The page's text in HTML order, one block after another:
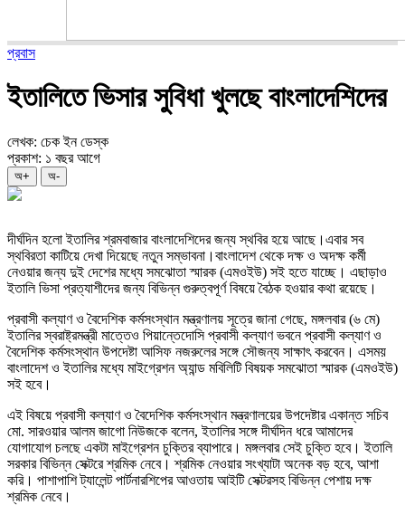
প্রবাস
ইতালিতে ভিসার সুবিধা খুলছে বাংলাদেশিদের
লেখক: চেক ইন ডেস্ক
প্রকাশ: ১ বছর আগে
অ+ অ-
দীর্ঘদিন হলো ইতালির শ্রমবাজার বাংলাদেশিদের জন্য স্থবির হয়ে আছে।এবার সব
স্থবিরতা কাটিয়ে দেখা দিয়েছে নতুন সম্ভাবনা।বাংলাদেশ থেকে দক্ষ ও অদক্ষ কর্মী
নেওয়ার জন্য দুই দেশের মধ্যে সমঝোতা স্মারক (এমওইউ) সই হতে যাচ্ছে। এছাড়াও
ইতালি ভিসা প্রত্যাশীদের জন্য বিভিন্ন গুরুত্বপূর্ণ বিষয়ে বৈঠক হওয়ার কথা রয়েছে।
প্রবাসী কল্যাণ ও বৈদেশিক কর্মসংস্থান মন্ত্রণালয় সূত্রে জানা গেছে, মঙ্গলবার (৬ মে)
ইতালির স্বরাষ্ট্রমন্ত্রী মাত্তেও পিয়ান্তেদোসি প্রবাসী কল্যাণ ভবনে প্রবাসী কল্যাণ ও
বৈদেশিক কর্মসংস্থান উপদেষ্টা আসিফ নজরুলের সঙ্গে সৌজন্য সাক্ষাৎ করবেন। এসময়
বাংলাদেশ ও ইতালির মধ্যে মাইগ্রেশন অ্যান্ড মবিলিটি বিষয়ক সমঝোতা স্মারক (এমওইউ)
সই হবে।
এই বিষয়ে প্রবাসী কল্যাণ ও বৈদেশিক কর্মসংস্থান মন্ত্রণালয়ের উপদেষ্টার একান্ত সচিব
মো. সারওয়ার আলম জাগো নিউজকে বলেন, ইতালির সঙ্গে দীর্ঘদিন ধরে আমাদের
যোগাযোগ চলছে একটা মাইগ্রেশন চুক্তির ব্যাপারে। মঙ্গলবার সেই চুক্তি হবে। ইতালি
সরকার বিভিন্ন সেক্টরে শ্রমিক নেবে। শ্রমিক নেওয়ার সংখ্যাটা অনেক বড় হবে, আশা
করি। পাশাপাশি ট্যালেন্ট পার্টনারশিপের আওতায় আইটি সেক্টরসহ বিভিন্ন পেশায় দক্ষ
শ্রমিক নেবে।